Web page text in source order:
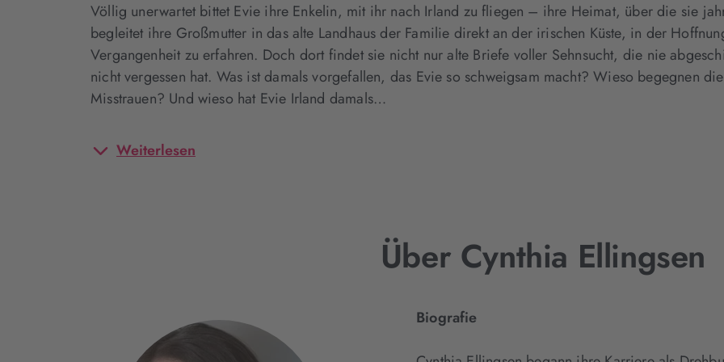
Völlig unerwartet bittet Evie ihre Enkelin, mit ihr nach Irland zu fliegen – ihre Heimat, über die sie
begleitet ihre Großmutter in das alte Landhaus der Familie direkt an der irischen Küste, in der
Vergangenheit zu erfahren. Doch dort findet sie nicht nur alte Briefe voller Sehnsucht, die nie
nicht vergessen hat. Was ist damals vorgefallen, das Evie so schweigsam macht? Wieso begegnen
Misstrauen? Und wieso hat Evie Irland damals…
Weiterlesen
Über Cynthia Ellingsen
Biografie